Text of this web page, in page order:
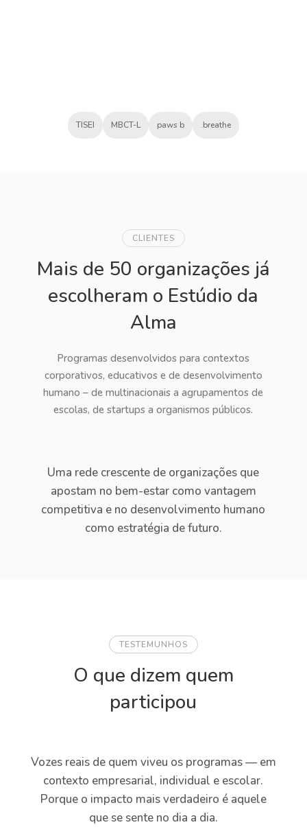
TISEI MBCT-L paws b .breathe
CLIENTES
Mais de 50 organizações já
escolheram o Estúdio da
Alma
Programas desenvolvidos para contextos
corporativos, educativos e de desenvolvimento
humano – de multinacionais a agrupamentos de
escolas, de startups a organismos públicos.
Uma rede crescente de organizações que
apostam no bem-estar como vantagem
competitiva e no desenvolvimento humano
como estratégia de futuro.
TESTEMUNHOS
O que dizem quem
participou
Vozes reais de quem viveu os programas — em
contexto empresarial, individual e escolar.
Porque o impacto mais verdadeiro é aquele
que se sente no dia a dia.